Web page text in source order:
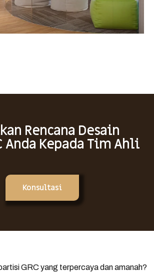
Rencana Desain
Anda Kepada Tim Ahli
Konsultasi
GRC yang terpercaya dan amanah?